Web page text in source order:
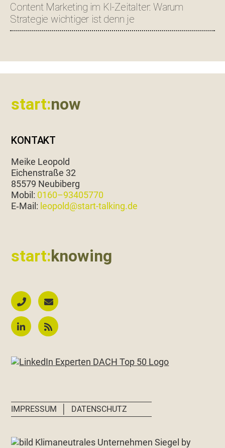
Content Marketing im KI-Zeitalter: Warum
Strategie wichtiger ist denn je
start:now
KONTAKT
Meike Leopold
Eichen­straße 32
85579 Neubiberg
Mobil: 0160–93405770
E‑Mail: leopold@start-talking.de
start:knowing
IMPRESSUM DATENSCHUTZ